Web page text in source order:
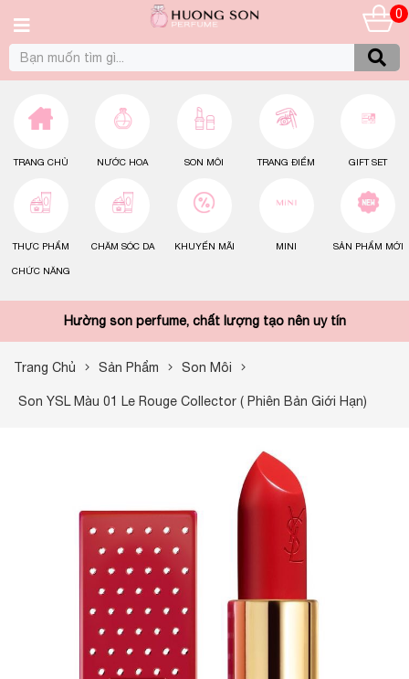
0
TRANG CHỦ NƯỚC HOA SON MÔI TRANG ĐIỂM GIFT SET
THỰC PHẨM
CHỨC NĂNG
CHĂM SÓC DA KHUYẾN MÃI MINI SẢN PHẨM MỚI
Hường son perfume, chất lượng tạo nên uy tín
Trang Chủ Sản Phẩm Son Môi
Son YSL Màu 01 Le Rouge Collector ( Phiên Bản Giới Hạn)